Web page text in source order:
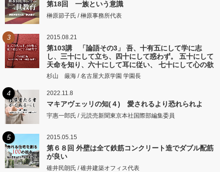
第18回 一族という意識
榊原節子氏 / 榊原事務所代表
3 2015.08.21
第103講 「論語その3」 吾、十有五にして学に志
し、三十にして立ち、四十にして惑わず。 五十にして
天命を知り、六十にして耳に従い、 七十にして心の欲
するところに従いて矩をこえず。
杉山 厳海 / 名古屋大原学園 学園長
4 2022.11.8
マキアヴェッリの知(４) 愛されるより恐れられよ
宇惠一郎氏 / 元読売新聞東京本社国際部編集委員
5 2015.05.15
第６８回 外壁は全て鉄筋コンクリート造でダブル配筋
が良い
碓井民朗氏 / 碓井建築オフィス代表